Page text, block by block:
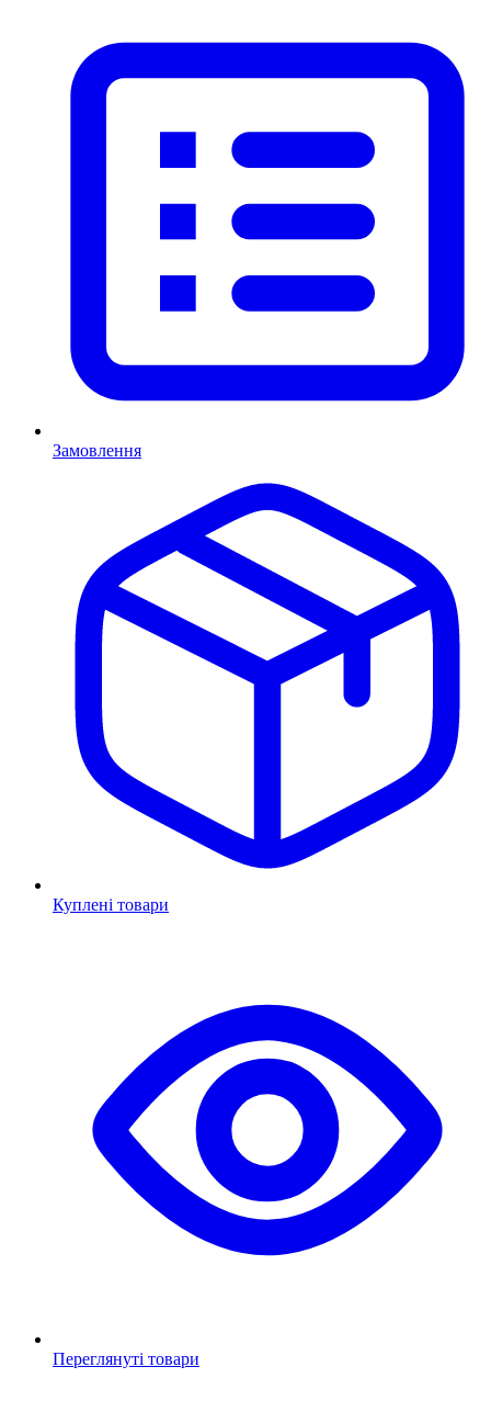
Замовлення
Куплені товари
Переглянуті товари